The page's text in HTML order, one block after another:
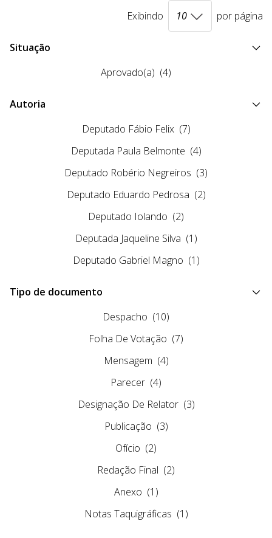
Exibindo por página
Situação
Aprovado(a) (4)
Autoria
Deputado Fábio Felix (7)
Deputada Paula Belmonte (4)
Deputado Robério Negreiros (3)
Deputado Eduardo Pedrosa (2)
Deputado Iolando (2)
Deputada Jaqueline Silva (1)
Deputado Gabriel Magno (1)
Tipo de documento
Despacho (10)
Folha De Votação (7)
Mensagem (4)
Parecer (4)
Designação De Relator (3)
Publicação (3)
Ofício (2)
Redação Final (2)
Anexo (1)
Notas Taquigráficas (1)